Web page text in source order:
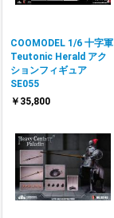
COOMODEL 1/6 十字軍
Teutonic Herald アク
ションフィギュア
SE055
￥35,800